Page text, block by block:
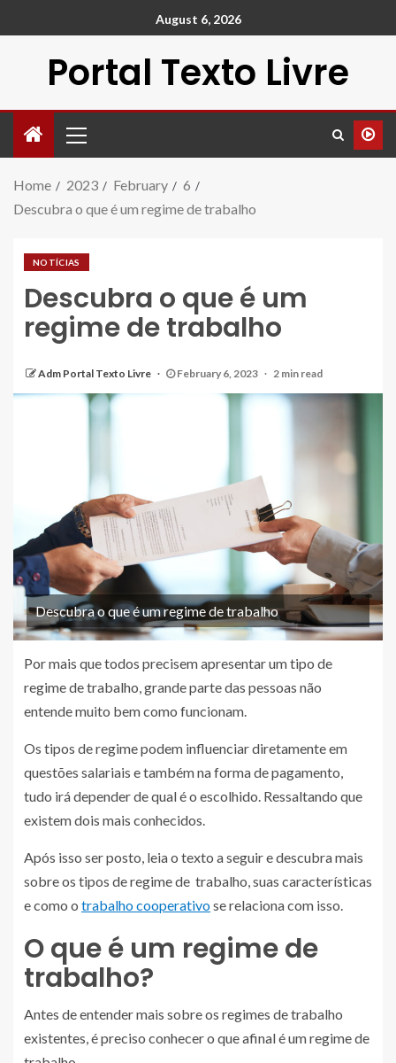
August 6, 2026
Portal Texto Livre
Home 2023 February
6
Descubra o que é um regime de trabalho
NOTÍCIAS
Descubra o que é um
regime de trabalho
Adm Portal Texto Livre February 6, 2023 2 min read
Descubra o que é um regime de trabalho
Por mais que todos precisem apresentar um tipo de
regime de trabalho, grande parte das pessoas não
entende muito bem como funcionam.
Os tipos de regime podem influenciar diretamente em
questões salariais e também na forma de pagamento,
tudo irá depender de qual é o escolhido. Ressaltando que
existem dois mais conhecidos.
Após isso ser posto, leia o texto a seguir e descubra mais
sobre os tipos de regime de trabalho, suas características
e como o trabalho cooperativose relaciona com isso.
O que é um regime de
trabalho?
Antes de entender mais sobre os regimes de trabalho
existentes, é preciso conhecer o que afinal é um regime de